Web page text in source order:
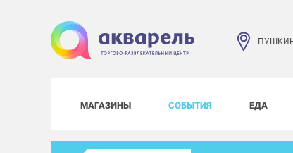
МАГАЗИНЫ СОБЫТИЯ ЕДА